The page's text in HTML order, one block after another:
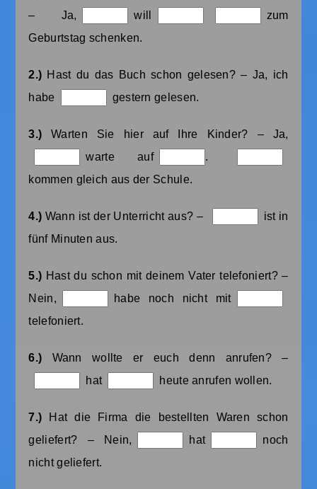
– Ja,
will
zum
Geburtstag schenken.
2.) Hast du das Buch schon gelesen? – Ja, ich
habe
gestern gelesen.
3.)Warten Sie hier auf Ihre Kinder? – Ja,
warte auf
.
kommen gleich aus der Schule.
4.) Wann ist der Unterricht aus? –
ist in
fünf Minuten aus.
5.) Hast du schon mit deinem Vater telefoniert? –
Nein,
habe noch nicht mit
telefoniert.
6.) Wann wollte er euch denn anrufen? –
hat
heute anrufen wollen.
7.) Hat die Firma die bestellten Waren schon
geliefert? – Nein,
hat
noch
nicht geliefert.